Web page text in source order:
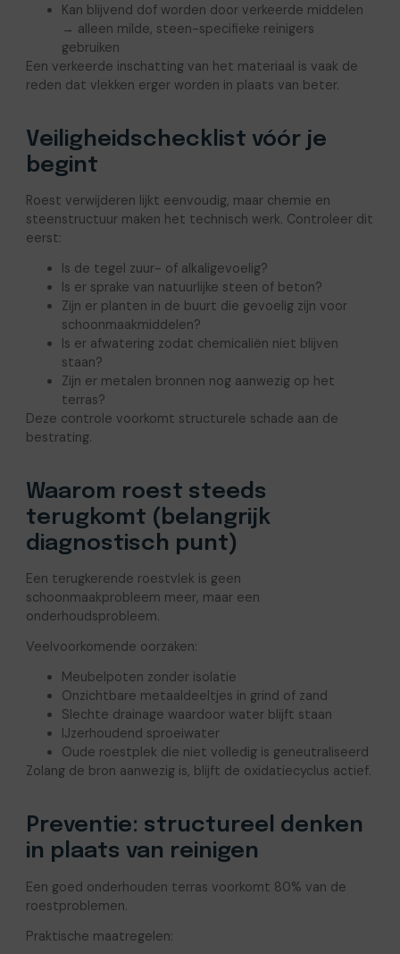
Kan blijvend dof worden door verkeerde middelen
→ alleen milde, steen-specifieke reinigers
gebruiken
Een verkeerde inschatting van het materiaal is vaak de
reden dat vlekken erger worden in plaats van beter.
Veiligheidschecklist vóór je
begint
Roest verwijderen lijkt eenvoudig, maar chemie en
steenstructuur maken het technisch werk. Controleer dit
eerst:
Is de tegel zuur- of alkaligevoelig?
Is er sprake van natuurlijke steen of beton?
Zijn er planten in de buurt die gevoelig zijn voor
schoonmaakmiddelen?
Is er afwatering zodat chemicaliën niet blijven
staan?
Zijn er metalen bronnen nog aanwezig op het
terras?
Deze controle voorkomt structurele schade aan de
bestrating.
Waarom roest steeds
terugkomt (belangrijk
diagnostisch punt)
Een terugkerende roestvlek is geen
schoonmaakprobleem meer, maar een
onderhoudsprobleem.
Veelvoorkomende oorzaken:
Meubelpoten zonder isolatie
Onzichtbare metaaldeeltjes in grind of zand
Slechte drainage waardoor water blijft staan
IJzerhoudend sproeiwater
Oude roestplek die niet volledig is geneutraliseerd
Zolang de bron aanwezig is, blijft de oxidatiecyclus actief.
Preventie: structureel denken
in plaats van reinigen
Een goed onderhouden terras voorkomt 80% van de
roestproblemen.
Praktische maatregelen: